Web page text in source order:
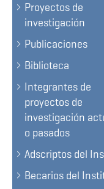
Proyectos de
investigación
Publicaciones
Biblioteca
Integrantes de
proyectos de
investigación
o pasados
Adscriptos del
Becarios del